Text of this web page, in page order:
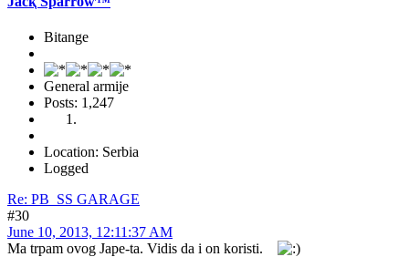
Bitange
General armije
Posts: 1,247
Location: Serbia
Logged
Re: PB_SS GARAGE
#30
June 10, 2013, 12:11:37 AM
Ma trpam ovog Jape-ta. Vidis da i on koristi.